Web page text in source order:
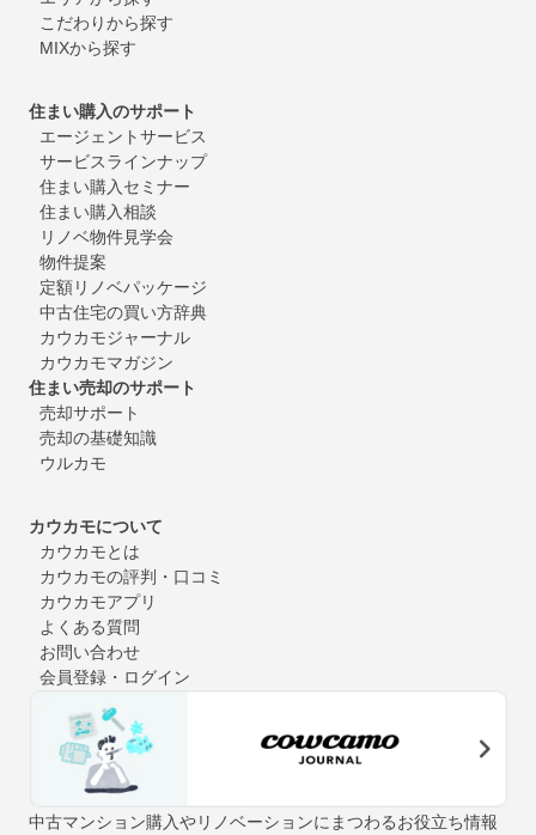
こだわりから探す
MIXから探す
住まい購入のサポート
エージェントサービス
サービスラインナップ
住まい購入セミナー
住まい購入相談
リノベ物件見学会
物件提案
定額リノベパッケージ
中古住宅の買い方辞典
カウカモジャーナル
カウカモマガジン
住まい売却のサポート
売却サポート
売却の基礎知識
ウルカモ
カウカモについて
カウカモとは
カウカモの評判・口コミ
カウカモアプリ
よくある質問
お問い合わせ
会員登録・ログイン
中古マンション購入やリノベーションにまつわるお役立ち情報